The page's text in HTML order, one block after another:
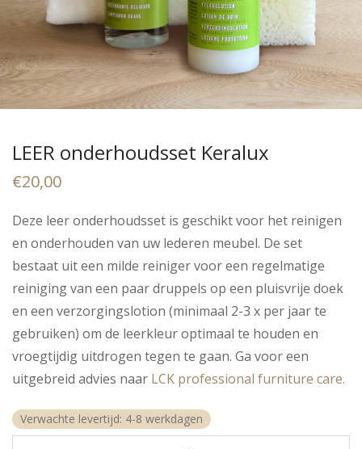
LEER onderhoudsset Keralux
€20,00
Deze leer onderhoudsset is geschikt voor het reinigen
en onderhouden van uw lederen meubel. De set
bestaat uit een milde reiniger voor een regelmatige
reiniging van een paar druppels op een pluisvrije doek
en een verzorgingslotion (minimaal 2-3 x per jaar te
gebruiken) om de leerkleur optimaal te houden en
vroegtijdig uitdrogen tegen te gaan. Ga voor een
uitgebreid advies naar LCK professional furniture care.
Verwachte levertijd: 4-8 werkdagen